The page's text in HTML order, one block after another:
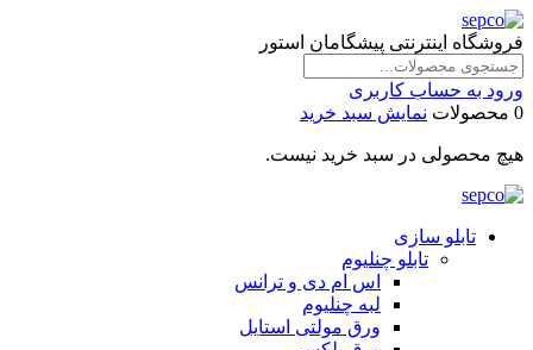
فروشگاه اینترنتی پیشگامان استور
ورود به حساب کاربری
0 محصولات
نمایش سبد خرید
هیچ محصولی در سبد خرید نیست.
تابلو سازی
تابلو چنلیوم
اس ام دی و ترانس
لبه چنلیوم
ورق مولتی استایل